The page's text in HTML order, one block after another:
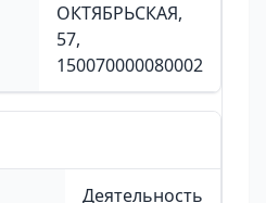
ОКТЯБРЬСКАЯ,
57,
150070000080002
Деятельность